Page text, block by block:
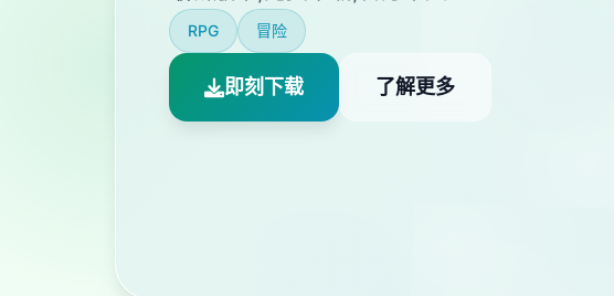
RPG 冒险
即刻下载 了解更多